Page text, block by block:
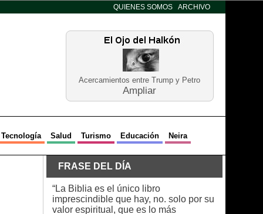
QUIENES SOMOS ARCHIVO
Acercamientos entre Trump y Petro
Ampliar
Tecnología Salud Turismo Educación Neira
FRASE DEL DÍA
“La Biblia es el único libro
imprescindible que hay, no. solo por su
valor espiritual, que es lo más